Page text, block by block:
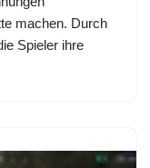
machen. Durch
Spieler ihre